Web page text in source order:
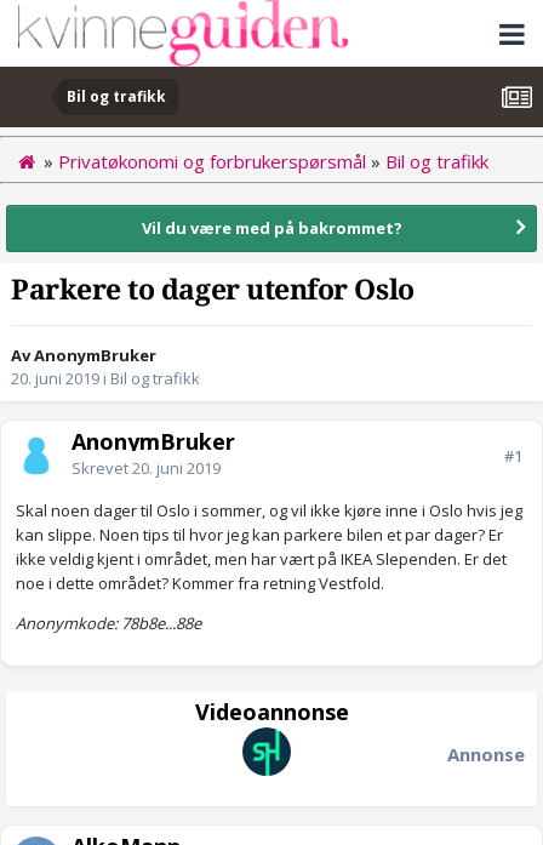
Bil og trafikk
» Privatøkonomi og forbrukerspørsmål » Bil og trafikk
Vil du være med på bakrommet?
Parkere to dager utenfor Oslo
Av AnonymBruker
20. juni 2019 i Bil og trafikk
AnonymBruker
Skrevet20. juni 2019
#1
Skal noen dager til Oslo i sommer, og vil ikke kjøre inne i Oslo hvis jeg
kan slippe. Noen tips til hvor jeg kan parkere bilen et par dager? Er
ikke veldig kjent i området, men har vært på IKEA Slependen. Er det
noe i dette området? Kommer fra retning Vestfold.
Anonymkode: 78b8e...88e
Videoannonse
Annonse